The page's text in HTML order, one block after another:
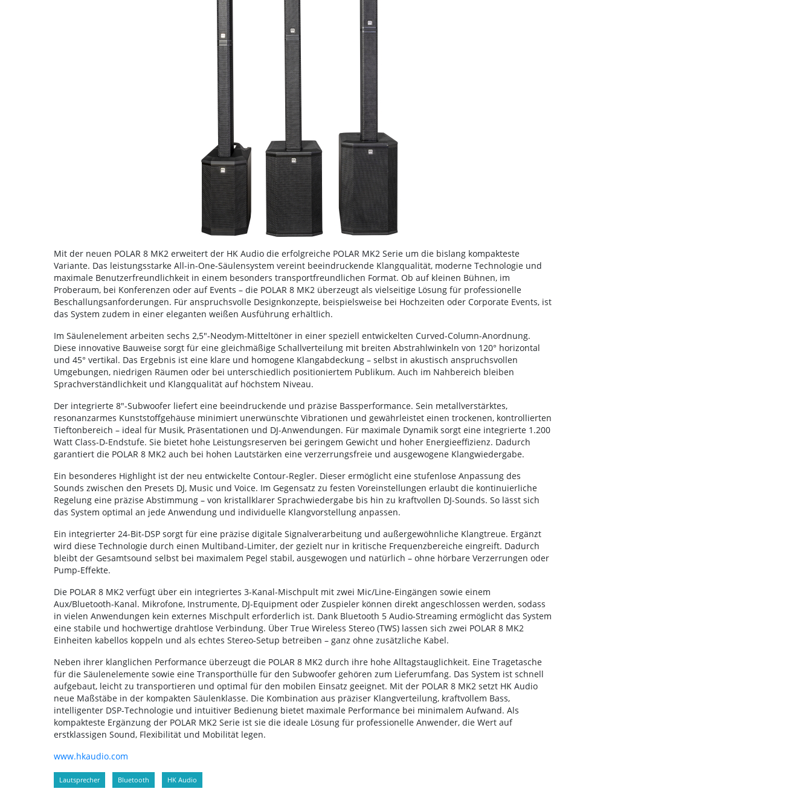
Mit der neuen POLAR 8 MK2 erweitert der HK Audio die erfolgreiche POLAR MK2 Serie um die bislang kompakteste
Variante. Das leistungsstarke All-in-One-Säulensystem vereint beeindruckende Klangqualität, moderne Technologie und
maximale Benutzerfreundlichkeit in einem besonders transportfreundlichen Format. Ob auf kleinen Bühnen, im
Proberaum, bei Konferenzen oder auf Events – die POLAR 8 MK2 überzeugt als vielseitige Lösung für professionelle
Beschallungsanforderungen. Für anspruchsvolle Designkonzepte, beispielsweise bei Hochzeiten oder Corporate Events, ist
das System zudem in einer eleganten weißen Ausführung erhältlich.
Im Säulenelement arbeiten sechs 2,5"-Neodym-Mitteltöner in einer speziell entwickelten Curved-Column-Anordnung.
Diese innovative Bauweise sorgt für eine gleichmäßige Schallverteilung mit breiten Abstrahlwinkeln von 120° horizontal
und 45° vertikal. Das Ergebnis ist eine klare und homogene Klangabdeckung – selbst in akustisch anspruchsvollen
Umgebungen, niedrigen Räumen oder bei unterschiedlich positioniertem Publikum. Auch im Nahbereich bleiben
Sprachverständlichkeit und Klangqualität auf höchstem Niveau.
Der integrierte 8"-Subwoofer liefert eine beeindruckende und präzise Bassperformance. Sein metallverstärktes,
resonanzarmes Kunststoffgehäuse minimiert unerwünschte Vibrationen und gewährleistet einen trockenen, kontrollierten
Tieftonbereich – ideal für Musik, Präsentationen und DJ-Anwendungen. Für maximale Dynamik sorgt eine integrierte 1.200
Watt Class-D-Endstufe. Sie bietet hohe Leistungsreserven bei geringem Gewicht und hoher Energieeffizienz. Dadurch
garantiert die POLAR 8 MK2 auch bei hohen Lautstärken eine verzerrungsfreie und ausgewogene Klangwiedergabe.
Ein besonderes Highlight ist der neu entwickelte Contour-Regler. Dieser ermöglicht eine stufenlose Anpassung des
Sounds zwischen den Presets DJ, Music und Voice. Im Gegensatz zu festen Voreinstellungen erlaubt die kontinuierliche
Regelung eine präzise Abstimmung – von kristallklarer Sprachwiedergabe bis hin zu kraftvollen DJ-Sounds. So lässt sich
das System optimal an jede Anwendung und individuelle Klangvorstellung anpassen.
Ein integrierter 24-Bit-DSP sorgt für eine präzise digitale Signalverarbeitung und außergewöhnliche Klangtreue. Ergänzt
wird diese Technologie durch einen Multiband-Limiter, der gezielt nur in kritische Frequenzbereiche eingreift. Dadurch
bleibt der Gesamtsound selbst bei maximalem Pegel stabil, ausgewogen und natürlich – ohne hörbare Verzerrungen oder
Pump-Effekte.
Die POLAR 8 MK2 verfügt über ein integriertes 3-Kanal-Mischpult mit zwei Mic/Line-Eingängen sowie einem
Aux/Bluetooth-Kanal. Mikrofone, Instrumente, DJ-Equipment oder Zuspieler können direkt angeschlossen werden, sodass
in vielen Anwendungen kein externes Mischpult erforderlich ist. Dank Bluetooth 5 Audio-Streaming ermöglicht das System
eine stabile und hochwertige drahtlose Verbindung. Über True Wireless Stereo (TWS) lassen sich zwei POLAR 8 MK2
Einheiten kabellos koppeln und als echtes Stereo-Setup betreiben – ganz ohne zusätzliche Kabel.
Neben ihrer klanglichen Performance überzeugt die POLAR 8 MK2 durch ihre hohe Alltagstauglichkeit. Eine Tragetasche
für die Säulenelemente sowie eine Transporthülle für den Subwoofer gehören zum Lieferumfang. Das System ist schnell
aufgebaut, leicht zu transportieren und optimal für den mobilen Einsatz geeignet. Mit der POLAR 8 MK2 setzt HK Audio
neue Maßstäbe in der kompakten Säulenklasse. Die Kombination aus präziser Klangverteilung, kraftvollem Bass,
intelligenter DSP-Technologie und intuitiver Bedienung bietet maximale Performance bei minimalem Aufwand. Als
kompakteste Ergänzung der POLAR MK2 Serie ist sie die ideale Lösung für professionelle Anwender, die Wert auf
erstklassigen Sound, Flexibilität und Mobilität legen.
www.hkaudio.com
Lautsprecher Bluetooth HK Audio